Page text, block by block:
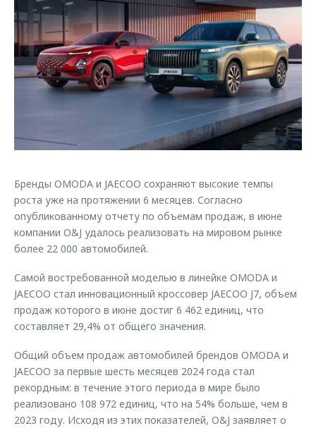
Страхование
Кредитный калькулятор
Аксессуары
Одежда и сувениры
Оригинальные аксессуары
Калькулятор трейд-ин
Руководства по эксплуатации
Клиентская поддержка
O&J Автоклуб
Клуб владельцев OMODA
Приложение O&J
Аксессуары
Оригинальные аксессуары
Запчасти
Правовая информация
Обратная связь
Бренды OMODA и JAECOO сохраняют высокие темпы
роста уже на протяжении 6 месяцев. Согласно
опубликованному отчету по объемам продаж, в июне
компании O&J удалось реализовать на мировом рынке
более 22 000 автомобилей.
Самой востребованной моделью в линейке OMODA и
JAECOO стал инновационный кроссовер JAECOO J7, объем
продаж которого в июне достиг 6 462 единиц, что
составляет 29,4% от общего значения.
Общий объем продаж автомобилей брендов OMODA и
JAECOO за первые шесть месяцев 2024 года стал
рекордным: в течение этого периода в мире было
реализовано 108 972 единиц, что на 54% больше, чем в
2023 году. Исходя из этих показателей, O&J заявляет о